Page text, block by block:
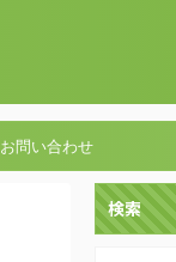
お問い合わせ
検索